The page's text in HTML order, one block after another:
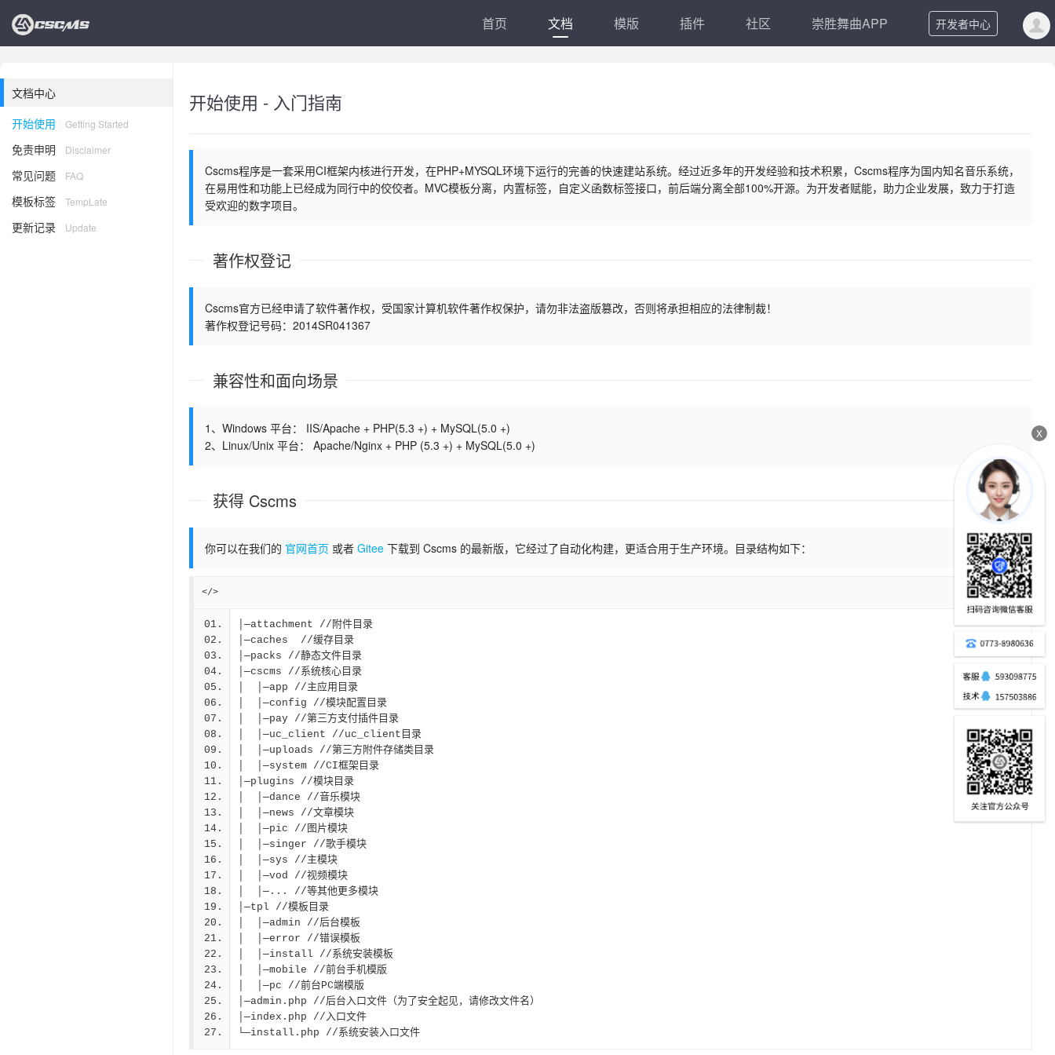
X
首页 文档 模版 插件 社区 崇胜舞曲APP 开发者中心
文档中心
开始使用
Getting Started
免责申明 Disclaimer
常见问题 FAQ
模板标签 TempLate
更新记录 Update
开始使用 - 入门指南
Cscms程序是一套采用CI框架内核进行开发，在PHP+MYSQL环境下运行的完善的快速建站系统。经过近多年的开发经验和技术积累，Cscms程序为国内知名音乐系统，
在易用性和功能上已经成为同行中的佼佼者。MVC模板分离，内置标签，自定义函数标签接口，前后端分离全部100%开源。为开发者赋能，助力企业发展，致力于打造
受欢迎的数字项目。
著作权登记
Cscms官方已经申请了软件著作权，受国家计算机软件著作权保护，请勿非法盗版篡改，否则将承担相应的法律制裁！
著作权登记号码：2014SR041367
兼容性和面向场景
1、Windows 平台： IIS/Apache + PHP(5.3 +) + MySQL(5.0 +)
2、Linux/Unix 平台： Apache/Nginx + PHP (5.3 +) + MySQL(5.0 +)
获得 Cscms
你可以在我们的 官网首页 或者 Gitee 下载到 Cscms 的最新版，它经过了自动化构建，更适合用于生产环境。目录结构如下：
</>
│─attachment //附件目录
│─caches  //缓存目录
│─packs //静态文件目录
│─cscms //系统核心目录
│  │─app //主应用目录
│  │─config //模块配置目录
│  │─pay //第三方支付插件目录
│  │─uc_client //uc_client目录
│  │─uploads //第三方附件存储类目录
│  │─system //CI框架目录
│─plugins //模块目录
│  │─dance //音乐模块
│  │─news //文章模块
│  │─pic //图片模块
│  │─singer //歌手模块
│  │─sys //主模块
│  │─vod //视频模块
│  │─... //等其他更多模块
│─tpl //模板目录
│  │─admin //后台模板
│  │─error //错误模板
│  │─install //系统安装模板
│  │─mobile //前台手机模版
│  │─pc //前台PC端模版
│─admin.php //后台入口文件（为了安全起见，请修改文件名）
│─index.php //入口文件
└─install.php //系统安装入口文件